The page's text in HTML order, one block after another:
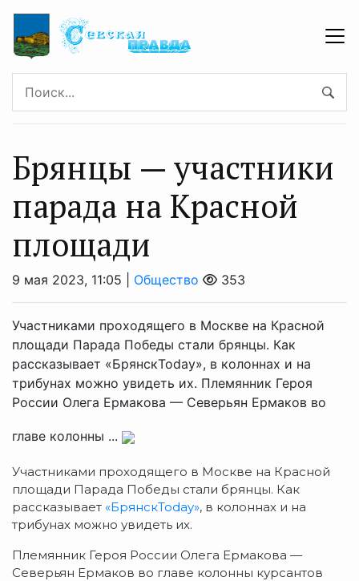
Брянцы — участники
парада на Красной
площади
9 мая 2023, 11:05 | Общество 353
Участниками проходящего в Москве на Красной
площади Парада Победы стали брянцы. Как
рассказывает «БрянскToday», в колоннах и на
трибунах можно увидеть их. Племянник Героя
России Олега Ермакова — Северьян Ермаков во
главе колонны ...
Участниками проходящего в Москве на Красной
площади Парада Победы стали брянцы. Как
рассказывает «БрянскToday», в колоннах и на
трибунах можно увидеть их.
Племянник Героя России Олега Ермакова —
Северьян Ермаков во главе колонны курсантов